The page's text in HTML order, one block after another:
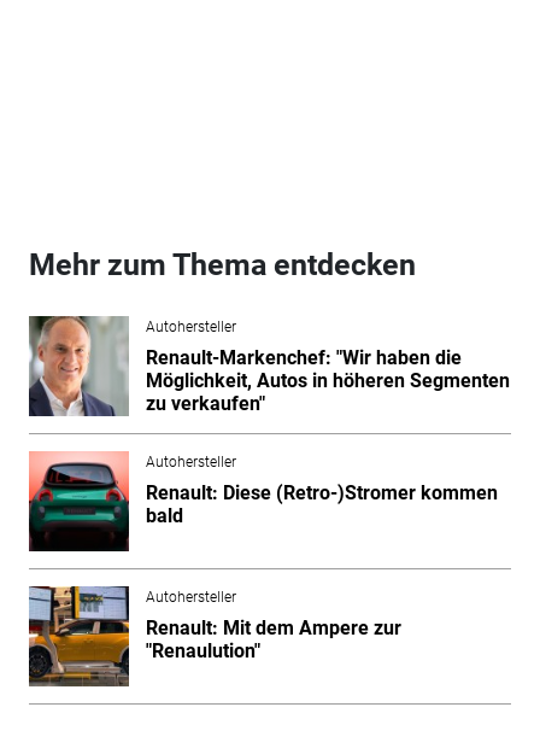
Mehr zum Thema entdecken
Autohersteller
Renault-Markenchef: "Wir haben die
Möglichkeit, Autos in höheren Segmenten
zu verkaufen"
Autohersteller
Renault: Diese (Retro-)Stromer kommen
bald
Autohersteller
Renault: Mit dem Ampere zur
"Renaulution"